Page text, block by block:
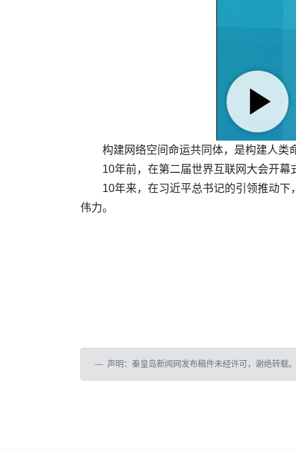
构建网络空间命运共同体，是构建人类
10年前，在第二届世界互联网大会开幕
10年来，在习近平总书记的引领推动
伟力。
声明：秦皇岛新闻网发布稿件未经许可，谢绝转载